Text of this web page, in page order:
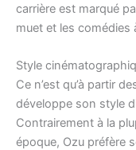
carrière est marqué
muet et les comédies
Style
Ce n’est qu’à partir
développe son style
Contrairement à la
époque, Ozu préfère